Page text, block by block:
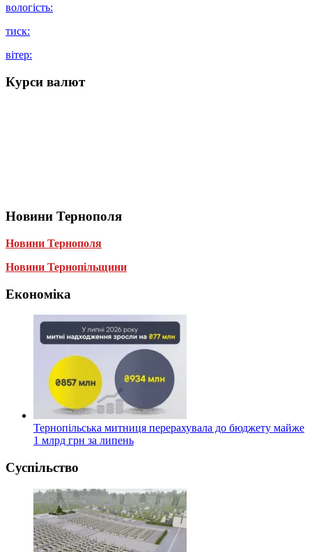
вологість:
тиск:
вітер:
Курси валют
Новини Тернополя
Новини Тернополя
Новини Тернопільщини
Економіка
Тернопільська митниця перерахувала до бюджету майже
1 млрд грн за липень
Суспільство